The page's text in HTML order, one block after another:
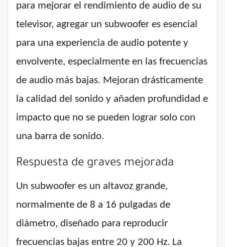
para mejorar el rendimiento de audio de su
televisor, agregar un subwoofer es esencial
para una experiencia de audio potente y
envolvente, especialmente en las frecuencias
de audio más bajas. Mejoran drásticamente
la calidad del sonido y añaden profundidad e
impacto que no se pueden lograr solo con
una barra de sonido.
Respuesta de graves mejorada
Un subwoofer es un altavoz grande,
normalmente de 8 a 16 pulgadas de
diámetro, diseñado para reproducir
frecuencias bajas entre 20 y 200 Hz. La